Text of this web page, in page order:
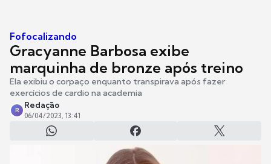
Fofocalizando
Gracyanne Barbosa exibe
marquinha de bronze após treino
Ela exibiu o corpaço enquanto transpirava após fazer
exercícios de cardio na academia
R
Redação
06/04/2023, 13:41